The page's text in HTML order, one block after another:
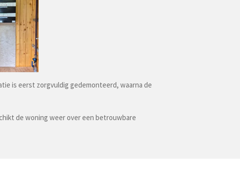
is eerst zorgvuldig gedemonteerd, waarna de
de woning weer over een betrouwbare